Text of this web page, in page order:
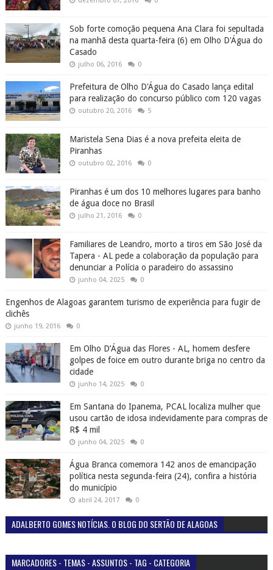
Sob forte comoção pequena Ana Clara foi sepultada
na manhã desta quarta-feira (6) em Olho D'Água do
Casado
julho 06, 2016 0
Prefeitura de Olho D'Água do Casado lança edital
para realização do concurso público com 120 vagas
outubro 20, 2016 5
Maristela Sena Dias é a nova prefeita eleita de
Piranhas
outubro 02, 2016 0
Piranhas é um dos 10 melhores lugares para banho
de água doce no Brasil
julho 21, 2016 0
Familiares de Leandro, morto a tiros em São José da
Tapera - AL pede a colaboração da população para
denunciar a Polícia o paradeiro do assassino
junho 04, 2025 0
Engenhos de Alagoas garantem turismo de experiência para fugir de
clichês
junho 19, 2016 0
Em Olho D’Água das Flores - AL, homem desfere
golpes de foice em outro durante briga no centro da
cidade
junho 14, 2025 0
Em Santana do Ipanema, PCAL localiza mulher que
usou cartão de idosa indevidamente para compras de
R$ 4 mil
junho 04, 2025 0
Água Branca comemora 142 anos de emancipação
política nesta segunda-feira (24), confira a história
do município
abril 24, 2017 0
ADALBERTO GOMES NOTÍCIAS. O BLOG DO SERTÃO DE ALAGOAS
MARCADORES - TEMAS - ASSUNTOS - TAG - CATEGORIA